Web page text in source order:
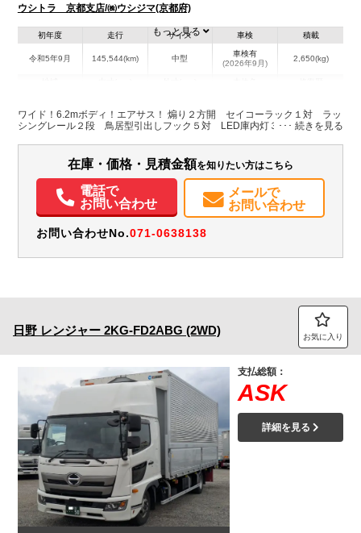
ウシトラ 京都支店/㈱ウシジマ(京都府)
初年度
令和5年9月
走行
145,544(km)
サイズ
中型
車検
車検有
(2026年9月)
積載
2,650(kg)
京都府
W:2,405
H:2,420
W:2,490
H:3,520
無
もっと見る
ワイド！6.2mボディ！エアサス！ 煽り２方開 セイコーラック１対 ラッ
シングレール２段 鳥居型引出しフック５対 LED庫内灯３本
在庫・価格・見積金額を知りたい方はこちら
電話で
お問い合わせ
メールで
お問い合わせ
お問い合わせNo.071-0638138
日野 レンジャー 2KG-FD2ABG (2WD) お気に入り
支払総額：
ASK
詳細を見る